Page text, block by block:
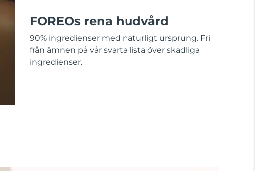
FOREOs rena hudvård
90% ingredienser med naturligt ursprung. Fri
från ämnen på vår svarta lista över skadliga
ingredienser.